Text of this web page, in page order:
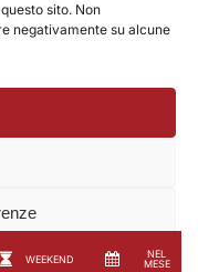
sito. Non
negativamente su alcune
WEEKEND
NEL
MESE